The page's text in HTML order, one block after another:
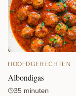
HOOFDGERECHTEN
Albondigas
35 minuten